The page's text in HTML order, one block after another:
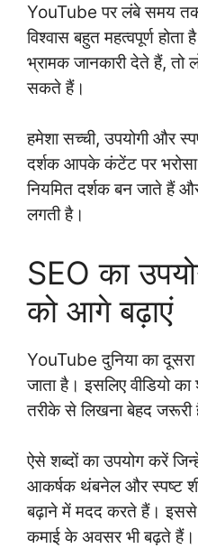
YouTube पर लंबे समय
विश्वास बहुत महत्वपूर्ण
भ्रामक जानकारी देते हैं,
सकते हैं।
हमेशा सच्ची, उपयोगी और
दर्शक आपके कंटेंट पर
नियमित दर्शक बन जाते हैं
लगती है।
SEO का
को आगे बढ़ाएं
YouTube दुनिया का
जाता है। इसलिए वीडियो
तरीके से लिखना बेहद जरूरी
ऐसे शब्दों का उपयोग करें
आकर्षक थंबनेल और स्पष्ट
बढ़ाने में मदद करते हैं। इससे
कमाई के अवसर भी बढ़ते हैं।